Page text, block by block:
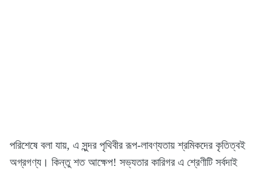
পরিশেষে বলা যায়, এ সুন্দর পৃথিবীর রূপ-লাবণ্যতায় শ্রমিকদের কৃতিত্বই
অগ্রগণ্য। কিন্তু শত আক্ষেপ! সভ্যতার কারিগর এ শ্রেণীটি সর্বদাই